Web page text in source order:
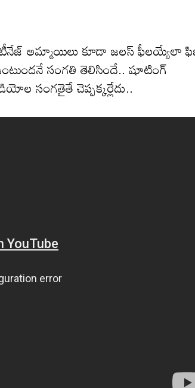
టీనేజ్ అమ్మాయిలు కూడా జలస్ ఫీలయ్యేలా
సంగతి తెలిసిందే.. షూటింగ్
సంగతైతే చెప్పక్కర్లేదు..